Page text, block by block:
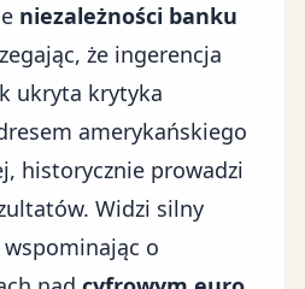
niezależności banku
że ingerencja
ukryta krytyka
amerykańskiego
historycznie prowadzi
Widzi silny
o